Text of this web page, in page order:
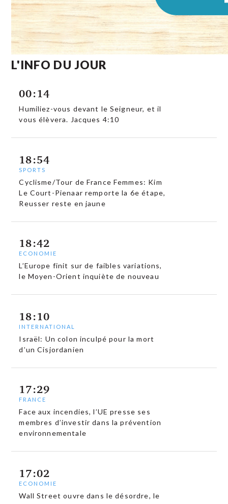
L'INFO DU JOUR
00:14
Humiliez-vous devant le Seigneur, et il
vous élèvera. Jacques 4:10
18:54
SPORTS
Cyclisme/Tour de France Femmes: Kim
Le Court-Pienaar remporte la 6e étape,
Reusser reste en jaune
18:42
ECONOMIE
L’Europe finit sur de faibles variations,
le Moyen-Orient inquiète de nouveau
18:10
INTERNATIONAL
Israël: Un colon inculpé pour la mort
d’un Cisjordanien
17:29
FRANCE
Face aux incendies, l’UE presse ses
membres d’investir dans la prévention
environnementale
17:02
ECONOMIE
Wall Street ouvre dans le désordre, le